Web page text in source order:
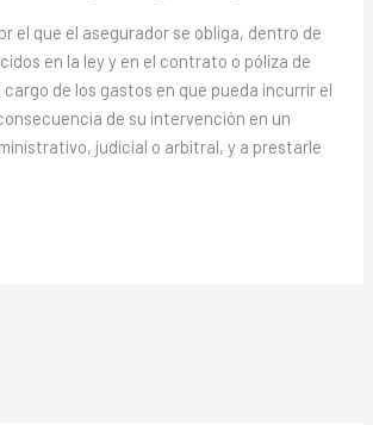
el que el asegurador se obliga, dentro de
en la ley y en el contrato o póliza de
de los gastos en que pueda incurrir el
de su intervención en un
judicial o arbitral, y a prestarle